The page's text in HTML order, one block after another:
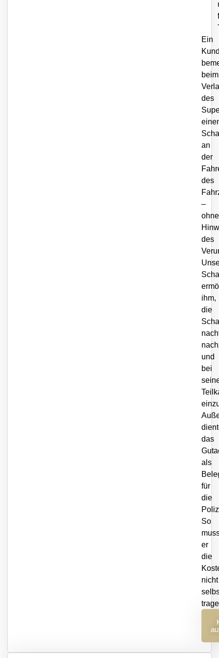
Ein
beim
des
an
der
des
–
ohne
des
ihm,
die
und
bei
das
als
für
die
So
er
die
nicht